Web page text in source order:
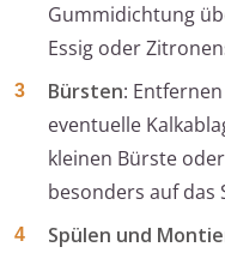
Gummidichtung
Essig oder
Bürsten:
eventuelle
kleinen Bürste
besonders auf das
Spülen und